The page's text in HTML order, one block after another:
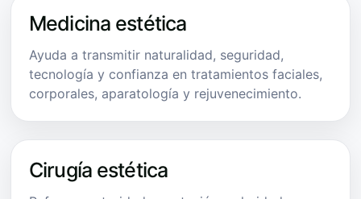
Medicina estética
Ayuda a transmitir naturalidad, seguridad,
tecnología y confianza en tratamientos faciales,
corporales, aparatología y rejuvenecimiento.
Cirugía estética